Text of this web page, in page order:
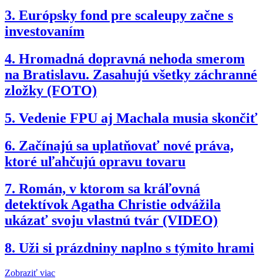
3. Európsky fond pre scaleupy začne s
investovaním
4. Hromadná dopravná nehoda smerom
na Bratislavu. Zasahujú všetky záchranné
zložky (FOTO)
5. Vedenie FPU aj Machala musia skončiť
6. Začínajú sa uplatňovať nové práva,
ktoré uľahčujú opravu tovaru
7. Román, v ktorom sa kráľovná
detektívok Agatha Christie odvážila
ukázať svoju vlastnú tvár (VIDEO)
8. Uži si prázdniny naplno s týmito hrami
Zobraziť viac